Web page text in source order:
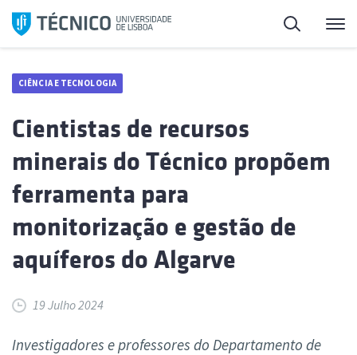
Saltar
para
Pesquisa
CIÊNCIA E TECNOLOGIA
Cientistas de recursos
minerais do Técnico propõem
ferramenta para
monitorização e gestão de
aquíferos do Algarve
19 Julho 2024
Investigadores e professores do Departamento de